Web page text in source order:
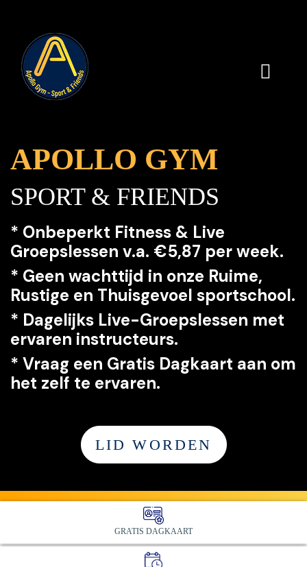
APOLLO GYM
SPORT & FRIENDS
* Onbeperkt Fitness & Live
Groepslessen v.a. €5,87 per week.
* Geen wachttijd in onze Ruime,
Rustige en Thuisgevoel sportschool.
* Dagelijks Live-Groepslessen met
ervaren instructeurs.
* Vraag een Gratis Dagkaart aan om
het zelf te ervaren.
LID WORDEN
GRATIS DAGKAART